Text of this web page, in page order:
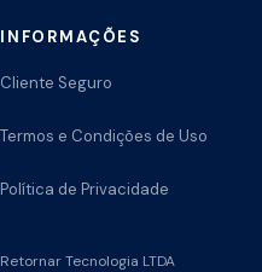
INFORMAÇÕES
Cliente Seguro
Termos e Condições de Uso
Política de Privacidade
Retornar Tecnologia LTDA